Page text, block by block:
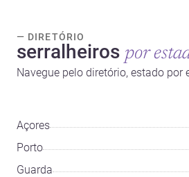
— DIRETÓRIO
serralheiros por
Navegue pelo diretório, estado por
Açores
Porto
Guarda